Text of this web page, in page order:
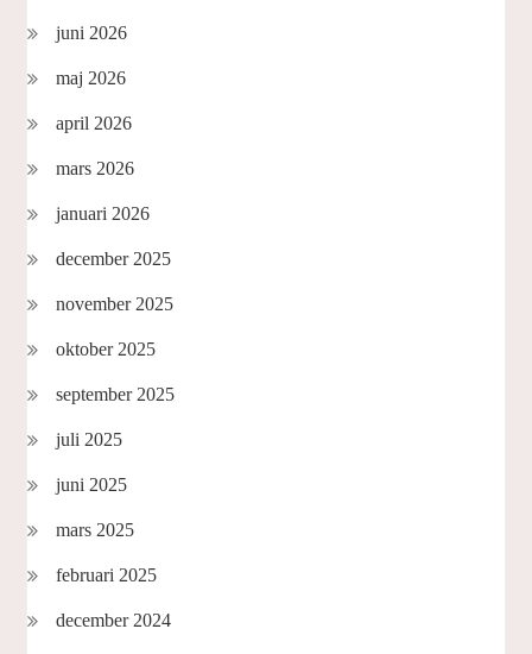
juni 2026
maj 2026
april 2026
mars 2026
januari 2026
december 2025
november 2025
oktober 2025
september 2025
juli 2025
juni 2025
mars 2025
februari 2025
december 2024